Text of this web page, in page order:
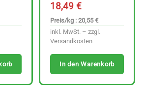
18,49€
Preis/kg : 20,55 €
inkl. MwSt. – zzgl.
Versandkosten
In den Warenkorb